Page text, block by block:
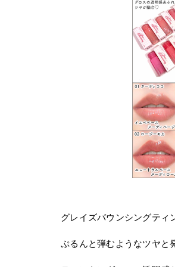
グレイズバウンシングティ
ぷるんと弾むようなツヤと